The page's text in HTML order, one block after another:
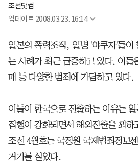
조선닷컴
업데이트 2008.03.23. 16:14
일본의 폭력조직, 일명 '야쿠자'들이
는 사례가 최근 급증하고 있다. 이들
매 등 다양한 범죄에 가담하고 있다.
이들이 한국으로 진출하는 이유는
집행이 강화되면서 해외진출을 꾀하
조선 4월호는 국정원 국제범죄정보
거기를 실었다.